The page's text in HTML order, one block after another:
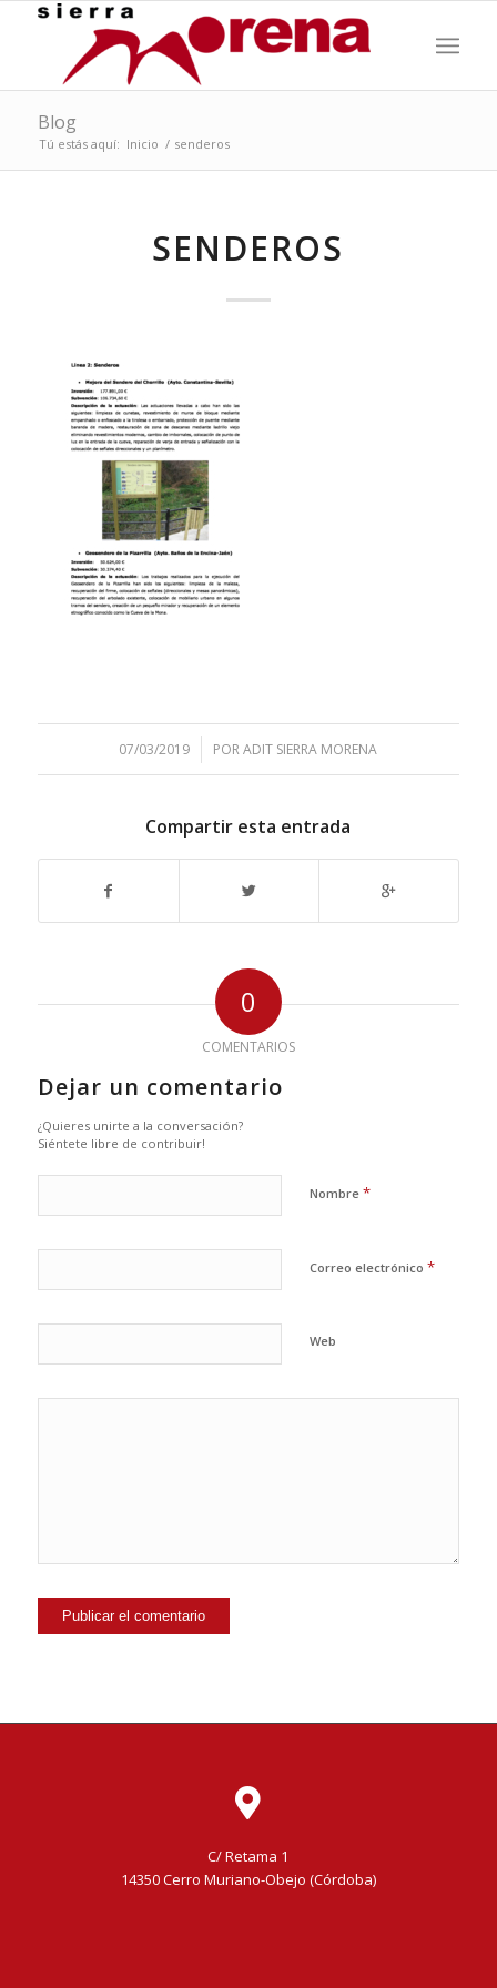
Blog
Tú estás aquí: Inicio / senderos
SENDEROS
07/03/2019
/ PORADIT SIERRA MORENA
Compartir esta entrada
0
COMENTARIOS
Dejar un comentario
¿Quieres unirte a la conversación?
Siéntete libre de contribuir!
Nombre *
Correo electrónico *
Web
C/ Retama 1
14350 Cerro Muriano-Obejo (Córdoba)